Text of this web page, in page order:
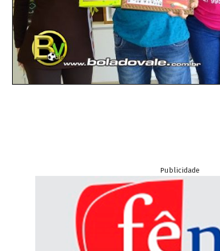
Publicidade